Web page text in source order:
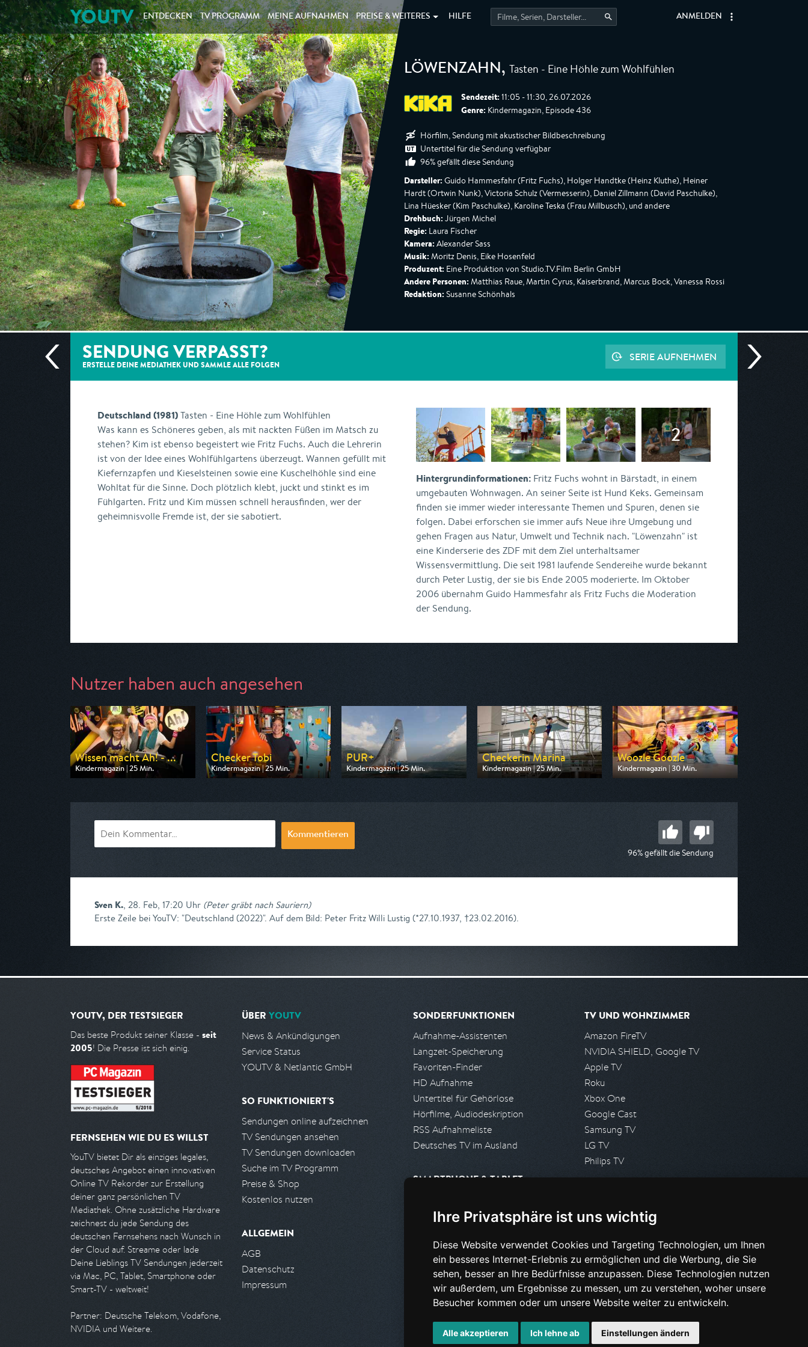
Ihre Privatsphäre ist uns wichtig
Diese Website verwendet Cookies und Targeting Technologien, um Ihnen
ein besseres Internet-Erlebnis zu ermöglichen und die Werbung, die Sie
sehen, besser an Ihre Bedürfnisse anzupassen. Diese Technologien nutzen
wir außerdem, um Ergebnisse zu messen, um zu verstehen, woher unsere
Besucher kommen oder um unsere Website weiter zu entwickeln.
Alle akzeptieren Ich lehne ab Einstellungen ändern
YOUTV ENTDECKEN TV PROGRAMM MEINEAUFNAHMEN PREISE &WEITERES HILFE ANMELDEN
LÖWENZAHN, Tasten - Eine Höhle zum Wohlfühlen
Sendezeit: 11:05 - 11:30, 26.07.2026
Genre: Kindermagazin, Episode 436
Hörfilm, Sendung mit akustischer Bildbeschreibung
Untertitel für die Sendung verfügbar
96% gefällt diese Sendung
Darsteller: Guido Hammesfahr (Fritz Fuchs), Holger Handtke (Heinz Kluthe), Heiner
Hardt (Ortwin Nunk), Victoria Schulz (Vermesserin), Daniel Zillmann (David Paschulke),
Lina Hüesker (Kim Paschulke), Karoline Teska (Frau Millbusch), und andere
Drehbuch: Jürgen Michel
Regie: Laura Fischer
Kamera: Alexander Sass
Musik: Moritz Denis, Eike Hosenfeld
Produzent: Eine Produktion von Studio.TV.Film Berlin GmbH
Andere Personen: Matthias Raue, Martin Cyrus, Kaiserbrand, Marcus Bock, Vanessa Rossi
Redaktion: Susanne Schönhals
SENDUNG VERPASST?
ERSTELLE DEINE MEDIATHEK UND SAMMLE ALLE FOLGEN
SERIE AUFNEHMEN
Deutschland (1981)Tasten - Eine Höhle zum Wohlfühlen
Was kann es Schöneres geben, als mit nackten Füßen im Matsch zu
stehen? Kim ist ebenso begeistert wie Fritz Fuchs. Auch die Lehrerin
ist von der Idee eines Wohlfühlgartens überzeugt. Wannen gefüllt mit
Kiefernzapfen und Kieselsteinen sowie eine Kuschelhöhle sind eine
Wohltat für die Sinne. Doch plötzlich klebt, juckt und stinkt es im
Fühlgarten. Fritz und Kim müssen schnell herausfinden, wer der
geheimnisvolle Fremde ist, der sie sabotiert.
Hintergrundinformationen: Fritz Fuchs wohnt in Bärstadt, in einem
umgebauten Wohnwagen. An seiner Seite ist Hund Keks. Gemeinsam
finden sie immer wieder interessante Themen und Spuren, denen sie
folgen. Dabei erforschen sie immer aufs Neue ihre Umgebung und
gehen Fragen aus Natur, Umwelt und Technik nach. "Löwenzahn" ist
eine Kinderserie des ZDF mit dem Ziel unterhaltsamer
Wissensvermittlung. Die seit 1981 laufende Sendereihe wurde bekannt
durch Peter Lustig, der sie bis Ende 2005 moderierte. Im Oktober
2006 übernahm Guido Hammesfahr als Fritz Fuchs die Moderation
der Sendung.
Nutzer haben auch angesehen
Wissen macht Ah! - ...
Kindermagazin | 25 Min.
Ausgestrahlt von ARD
Checker Tobi
Kindermagazin | 25 Min.
Ausgestrahlt von ARD
PUR+
Kindermagazin | 25 Min.
Ausgestrahlt von KiKA
Checkerin Marina
Kindermagazin | 25 Min.
Ausgestrahlt von KiKA
Woozle Goozle
Kindermagazin | 30 Min.
Ausgestrahlt von Super RTL
Kommentieren
96% gefällt die Sendung
Sven K., 28. Feb, 17:20 Uhr (Peter gräbt nach Sauriern)
Erste Zeile bei YouTV: "Deutschland (2022)". Auf dem Bild: Peter Fritz Willi Lustig (*27.10.1937, †23.02.2016).
YOUTV, DER TESTSIEGER
Das beste Produkt seiner Klasse - seit
2005! Die Presse ist sich einig.
FERNSEHEN WIE DU ES WILLST
YouTV bietet Dir als einziges legales,
deutsches Angebot einen innovativen
Online TV Rekorder zur Erstellung
deiner ganz persönlichen TV
Mediathek. Ohne zusätzliche Hardware
zeichnest du jede Sendung des
deutschen Fernsehens nach Wunsch in
der Cloud auf. Streame oder lade
Deine Lieblings TV Sendungen jederzeit
via Mac, PC, Tablet, Smartphone oder
Smart-TV - weltweit!
Partner: Deutsche Telekom, Vodafone,
NVIDIA und Weitere.
ÜBER YOUTV
News & Ankündigungen
Service Status
YOUTV & Netlantic GmbH
SO FUNKTIONIERT'S
Sendungen online aufzeichnen
TV Sendungen ansehen
TV Sendungen downloaden
Suche im TV Programm
Preise & Shop
Kostenlos nutzen
ALLGEMEIN
AGB
Datenschutz
Impressum
SONDERFUNKTIONEN
Aufnahme-Assistenten
Langzeit-Speicherung
Favoriten-Finder
HD Aufnahme
Untertitel für Gehörlose
Hörfilme, Audiodeskription
RSS Aufnahmeliste
Deutsches TV im Ausland
SMARTPHONE & TABLET
Android App
PARTNER
Partnerliste
Partner werden
TV UND WOHNZIMMER
Amazon FireTV
NVIDIA SHIELD, Google TV
Apple TV
Roku
Xbox One
Google Cast
Samsung TV
LG TV
Philips TV
Presseanfrage stellen
HILFE & SUPPORT
Häufig gestellte Fragen
Anfrage stellen